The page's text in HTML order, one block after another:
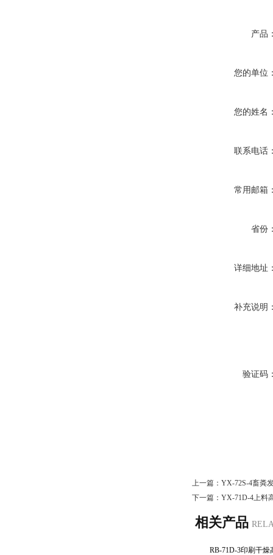
产品
您的单位
您的姓名
联系电话
常用邮箱
省份
详细地址
补充说明
验证码
上一篇： YX-72S-4畜粪
下一篇： YX-71D-4上料
相关产品
RB-71D-3印刷干